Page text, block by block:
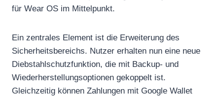
für Wear OS im Mittelpunkt.
Ein zentrales Element ist die Erweiterung des
Sicherheitsbereichs. Nutzer erhalten nun eine neue
Diebstahlschutzfunktion, die mit Backup- und
Wiederherstellungsoptionen gekoppelt ist.
Gleichzeitig können Zahlungen mit Google Wallet